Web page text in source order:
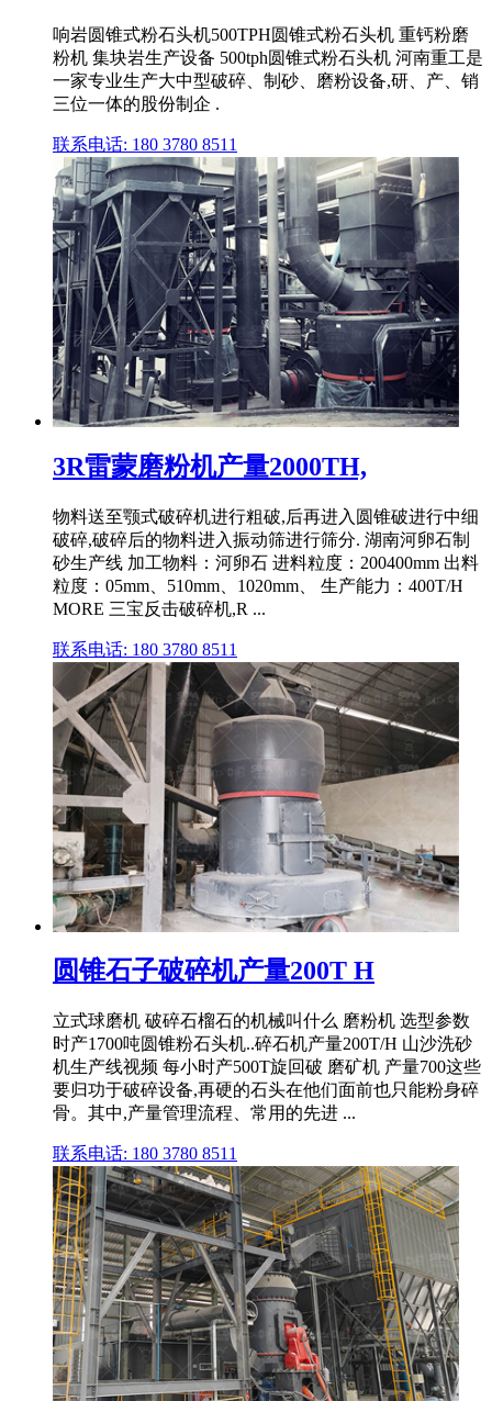
响岩圆锥式粉石头机500TPH圆锥式粉石头机 重钙粉磨
粉机 集块岩生产设备 500tph圆锥式粉石头机 河南重工是
一家专业生产大中型破碎、制砂、磨粉设备,研、产、销
三位一体的股份制企 .
联系电话: 180 3780 8511
3R雷蒙磨粉机产量2000TH,
物料送至颚式破碎机进行粗破,后再进入圆锥破进行中细
破碎,破碎后的物料进入振动筛进行筛分. 湖南河卵石制
砂生产线 加工物料：河卵石 进料粒度：200400mm 出料
粒度：05mm、510mm、1020mm、 生产能力：400T/H
MORE 三宝反击破碎机,R ...
联系电话: 180 3780 8511
圆锥石子破碎机产量200T H
立式球磨机 破碎石榴石的机械叫什么 磨粉机 选型参数
时产1700吨圆锥粉石头机..碎石机产量200T/H 山沙洗砂
机生产线视频 每小时产500T旋回破 磨矿机 产量700这些
要归功于破碎设备,再硬的石头在他们面前也只能粉身碎
骨。其中,产量管理流程、常用的先进 ...
联系电话: 180 3780 8511